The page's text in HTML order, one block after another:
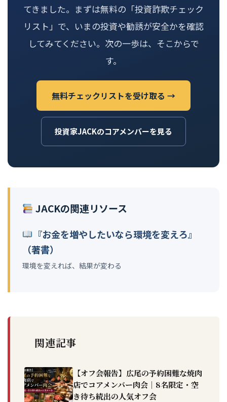
てきました。まずは無料の「投資詐欺チェック
リスト」で、いまの投資や勧誘が安全かを確認
してみてください。次の一歩は、そこからで
す。
無料チェックリストを受け取る →
投資家JACKのコアメンバーを見る
JACKの関連リソース
『お金を増やしたいなら環境を変えろ』
（著書）
環境を変えれば、結果が変わる
関連記事
【オフ会報告】広尾の予約困難な焼肉
店でコアメンバー肉会｜8名限定・空
き待ち続出の人気オフ会